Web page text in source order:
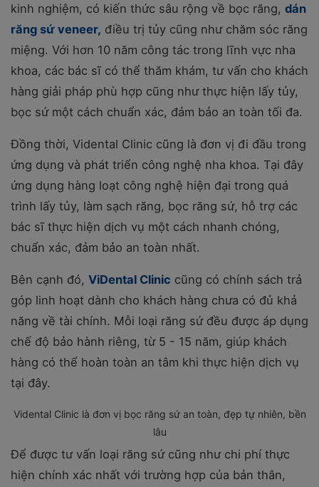
kinh nghiệm, có kiến thức sâu rộng về bọc răng, dán
răng sứ veneer, điều trị tủy cũng như chăm sóc răng
miệng. Với hơn 10 năm công tác trong lĩnh vực nha
khoa, các bác sĩ có thể thăm khám, tư vấn cho khách
hàng giải pháp phù hợp cũng như thực hiện lấy tủy,
bọc sứ một cách chuẩn xác, đảm bảo an toàn tối đa.
Đồng thời, Vidental Clinic cũng là đơn vị đi đầu trong
ứng dụng và phát triển công nghệ nha khoa. Tại đây
ứng dụng hàng loạt công nghệ hiện đại trong quá
trình lấy tủy, làm sạch răng, bọc răng sứ, hỗ trợ các
bác sĩ thực hiện dịch vụ một cách nhanh chóng,
chuẩn xác, đảm bảo an toàn nhất.
Bên cạnh đó, ViDental Clinic cũng có chính sách trả
góp linh hoạt dành cho khách hàng chưa có đủ khả
năng về tài chính. Mỗi loại răng sứ đều được áp dụng
chế độ bảo hành riêng, từ 5 - 15 năm, giúp khách
hàng có thể hoàn toàn an tâm khi thực hiện dịch vụ
tại đây.
Vidental Clinic là đơn vị bọc răng sứ an toàn, đẹp tự nhiên, bền
lâu
Để được tư vấn loại răng sứ cũng như chi phí thực
hiện chính xác nhất với trường hợp của bản thân,